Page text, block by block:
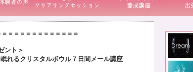
＝＝＝＝＝＝＝＝＝＝＝＝
ント＞
れるクリスタルボウル７日間メール講座